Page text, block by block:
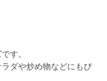
す。
ダや炒め物などにもぴ